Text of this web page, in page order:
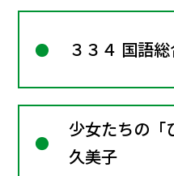
３３４ 国語総
少女たちの
久美子